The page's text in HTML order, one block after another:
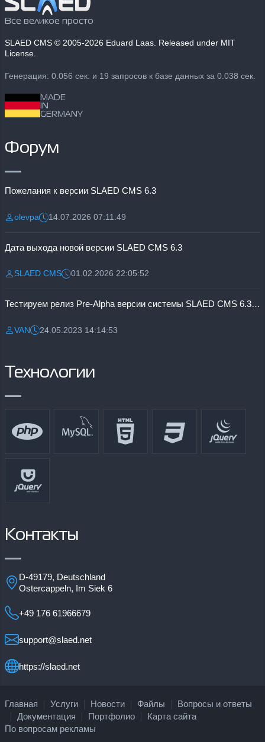
Все великое просто
SLAED CMS © 2005-2026 Eduard Laas. Released under MIT
License.
Генерация: 0.056 сек. и 19 запросов к базе данных за 0.038 сек.
MADE
IN
GERMANY
Форум
Пожелания к версии SLAED CMS 6.3
Разместил:
olevpaДата:14.07.2026 07:11:49
Дата выхода новой версии SLAED CMS 6.3
Разместил:
SLAED CMSДата:01.02.2026 22:05:52
Тестируем релиз Pre-Alpha версии системы SLAED CMS 6.3 Pro
Разместил:
VANДата:24.05.2023 14:14:53
Технологии
Контакты
D-49179, Deutschland
Ostercappeln, Im Siek 6
+49 176 61966679
support@slaed.net
https://slaed.net
Главная Услуги Новости Файлы
Вопросы и ответы
Документация
Портфолио
Карта сайта
По вопросам рекламы